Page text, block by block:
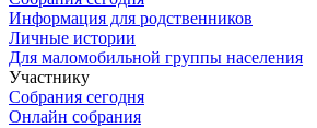
Информация для родственников
Личные истории
Для маломобильной группы населения
Участнику
Собрания сегодня
Онлайн собрания